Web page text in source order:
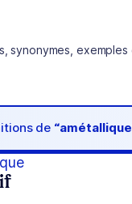
synonymes, exemples
de